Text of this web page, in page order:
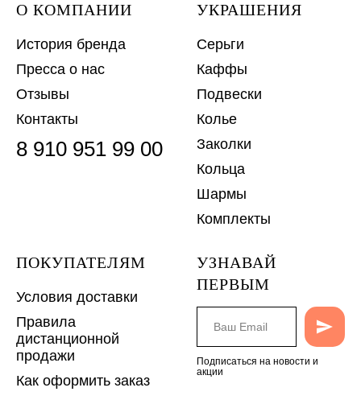
О КОМПАНИИ
История бренда
Пресса о нас
Отзывы
Контакты
8 910 951 99 00
УКРАШЕНИЯ
Серьги
Каффы
Подвески
Колье
Заколки
Кольца
Шармы
Комплекты
ПОКУПАТЕЛЯМ
Условия доставки
Правила
дистанционной
продажи
Как оформить заказ
УЗНАВАЙ
ПЕРВЫМ
Подписаться на новости и
акции